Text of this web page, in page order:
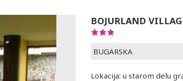
BOJURLAND
BUGARSKA
Lokacija: u starom delu